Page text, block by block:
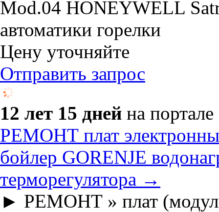
Mod.04 HONEYWELL
автоматики горелки
Цену уточняйте
Отправить запрос
12 лет 15 дней на портале
РЕМОНТ плат
бойлер GORENJE
терморегулятора →
► РЕМОНТ » плат